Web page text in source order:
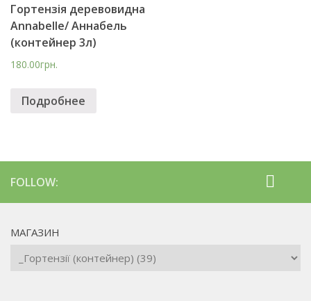
Гopтензія деревовидна
Annabelle/ Аннабель
(контейнер 3л)
180.00грн.
Подробнее
FOLLOW:
МАГАЗИН